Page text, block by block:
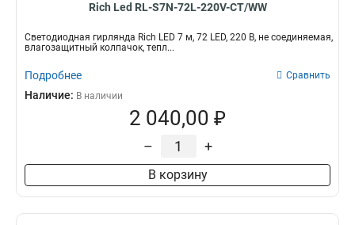
Rich Led RL-S7N-72L-220V-CT/WW
Светодиодная гирлянда Rich LED 7 м, 72 LED, 220 В, не соединяемая,
влагозащитный колпачок, тепл...
Подробнее Сравнить
Наличие: В наличии
2 040,00 ₽
– +
В корзину